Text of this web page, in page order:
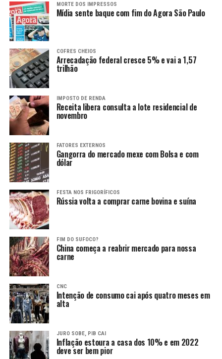
MORTE DOS IMPRESSOS
Mídia sente baque com fim do Agora São Paulo
COFRES CHEIOS
Arrecadação federal cresce 5% e vai a 1,57
trilhão
IMPOSTO DE RENDA
Receita libera consulta a lote residencial de
novembro
FATORES EXTERNOS
Gangorra do mercado mexe com Bolsa e com
dólar
FESTA NOS FRIGORÍFICOS
Rússia volta a comprar carne bovina e suína
FIM DO SUFOCO?
China começa a reabrir mercado para nossa
carne
CNC
Intenção de consumo cai após quatro meses em
alta
JURO SOBE, PIB CAI
Inflação estoura a casa dos 10% e em 2022
deve ser bem pior